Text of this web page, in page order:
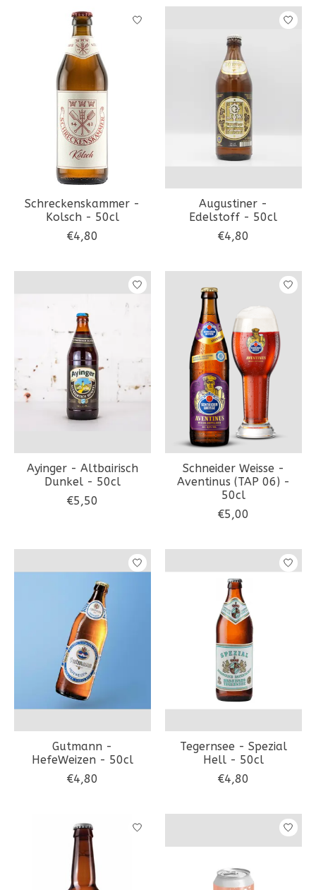
Schreckenskammer -
Kolsch - 50cl
€4,80
Augustiner -
Edelstoff - 50cl
€4,80
Ayinger - Altbairisch
Dunkel - 50cl
€5,50
Schneider Weisse -
Aventinus (TAP 06) -
50cl
€5,00
Gutmann -
HefeWeizen - 50cl
€4,80
Tegernsee - Spezial
Hell - 50cl
€4,80